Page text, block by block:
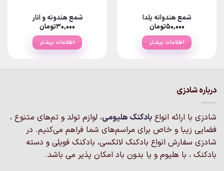
شمع هندوانه یلدا
۵۰,۰۰۰تومان
اطلاعات بیشتر
شمع هندونه و انار
۳۰,۰۰۰تومان
اطلاعات بیشتر
درباره شادزی
شادزی با ارائه انواع بادکنک‌ هلیومی، لوازم تولد و تم‌های متنوع ،
فضایی زیبا و خاص برای مراسم‌های شما فراهم می‌کنیم. در
شادزی سفارش انواع بادکنک لاتکسی، بادکنک فویلی و دسته
بادکنک ، با هلیوم و یا بدون باد امکان پذیر می باشد.